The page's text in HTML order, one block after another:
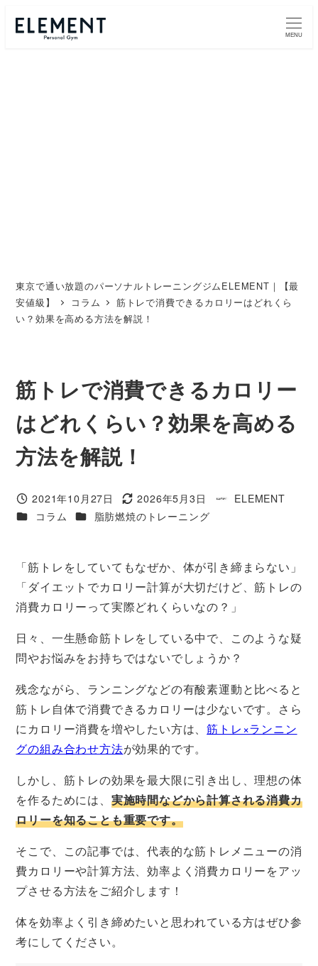
メ
イ
MENU
東京で通い放題のパーソナルトレーニングジムELEMENT｜【最
安値級】
コラム
筋トレで消費できるカロリーはどれくら
い？効果を高める方法を解説！
筋トレで消費できるカロリー
はどれくらい？効果を高める
方法を解説！
投稿日
2021年10月27日
更新日
2026年5月3日
ELEMENT
カテゴリー
コラム カテゴリー
脂肪燃焼のトレーニング
「筋トレをしていてもなぜか、体が引き締まらない」
「ダイエットでカロリー計算が大切だけど、筋トレの
消費カロリーって実際どれくらいなの？」
日々、一生懸命筋トレをしている中で、このような疑
問やお悩みをお持ちではないでしょうか？
残念ながら、ランニングなどの有酸素運動と比べると
筋トレ自体で消費できるカロリーは少ないです。さら
にカロリー消費を増やしたい方は、筋トレ×ランニン
グの組み合わせ方法が効果的です。
しかし、筋トレの効果を最大限に引き出し、理想の体
を作るためには、 実施時間などから計算される消費カ
ロリーを知ることも重要です。
そこで、この記事では、代表的な筋トレメニューの消
費カロリーや計算方法、効率よく消費カロリーをアッ
プさせる方法をご紹介します！
体を効率よく引き締めたいと思われている方はぜひ参
考にしてください。